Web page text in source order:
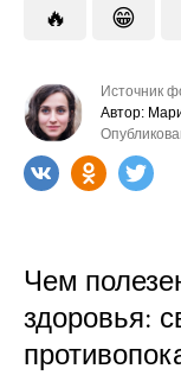
🔥 😁
Источник
Автор:
Чем
здоровья: